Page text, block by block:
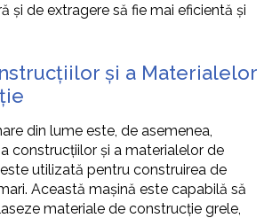
și de extragere să fie mai eficientă și
și a Materialelor
din lume este, de asemenea,
construcțiilor și a materialelor de
utilizată pentru construirea de
Această mașină este capabilă să
materiale de construcție grele,